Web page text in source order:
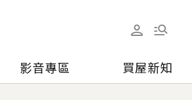
影音專區 買屋新知